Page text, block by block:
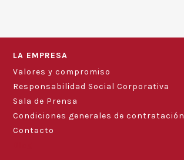
LA EMPRESA
Valores y compromiso
Responsabilidad Social Corporativa
Sala de Prensa
Condiciones generales de contratación
Contacto